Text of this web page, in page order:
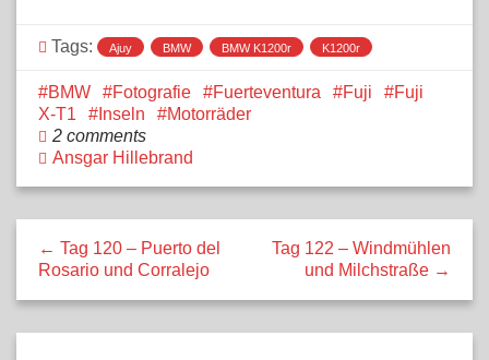
Tags: Ajuy BMW BMW K1200r K1200r
BMW Fotografie Fuerteventura Fuji
Fuji
X-T1
Inseln
Motorräder
2 comments
Ansgar Hillebrand
← Tag 120 – Puerto del
Rosario und Corralejo
Tag 122 – Windmühlen
und Milchstraße →